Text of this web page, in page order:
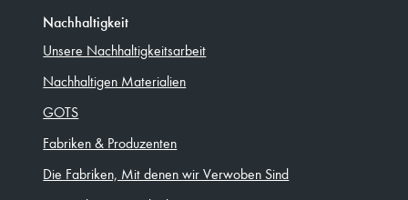
Nachhaltigkeit
Unsere Nachhaltigkeitsarbeit
Nachhaltigen Materialien
GOTS
Fabriken & Produzenten
Die Fabriken, Mit denen wir Verwoben Sind